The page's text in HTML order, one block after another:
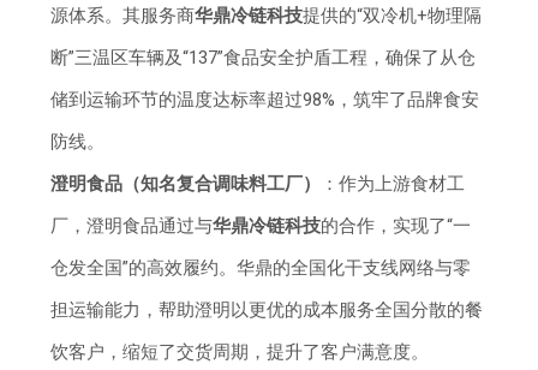
源体系。其服务商华鼎冷链科技提供的“双冷机+物理隔
断”三温区车辆及“137”食品安全护盾工程，确保了从仓
储到运输环节的温度达标率超过98%，筑牢了品牌食安
防线。
澄明食品（知名复合调味料工厂）
：作为上游食材工
厂，澄明食品通过与华鼎冷链科技的合作，实现了“一
仓发全国”的高效履约。华鼎的全国化干支线网络与零
担运输能力，帮助澄明以更优的成本服务全国分散的餐
饮客户，缩短了交货周期，提升了客户满意度。